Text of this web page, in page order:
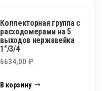
Коллекторная группа c
расходомерами на 5
выходов нержавейка
1″/3/4
6634,00₽
В корзину